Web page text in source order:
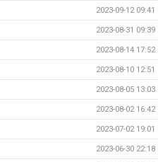
2023-09-12 09:41
2023-08-31 09:39
2023-08-14 17:52
2023-08-10 12:51
2023-08-05 13:03
2023-08-02 16:42
2023-07-02 19:01
2023-06-30 22:18